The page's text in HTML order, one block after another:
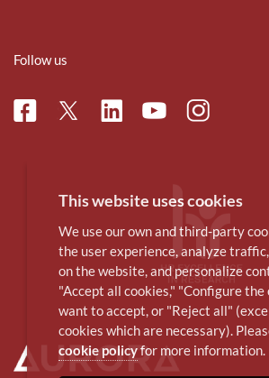
Follow us
FacebookTwitterLinkedinYoutubeInstagram
This website uses cookies
We use our own and third-party
the user experience, analyze
on the website, and personalize
"Accept all cookies," "Configure the
want to accept, or "Reject all"
cookies which are necessary).
cookie policyfor more information.